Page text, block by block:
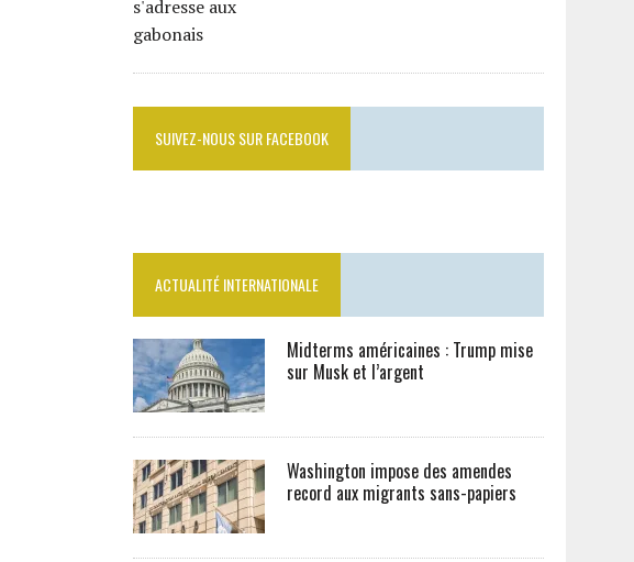
SUIVEZ-NOUS SUR FACEBOOK
ACTUALITÉ INTERNATIONALE
Midterms américaines : Trump mise
sur Musk et l’argent
Washington impose des amendes
record aux migrants sans-papiers